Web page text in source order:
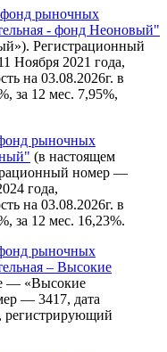
рыночных
- фонд Неоновый"
Регистрационный
Ноября 2021 года,
на 03.08.2026г. в
за 12 мес. 7,95%,
рыночных
(в настоящем
номер —
года,
на 03.08.2026г. в
за 12 мес. 16,23%.
рыночных
– Высокие
— «Высокие
— 3417, дата
регистрирующий